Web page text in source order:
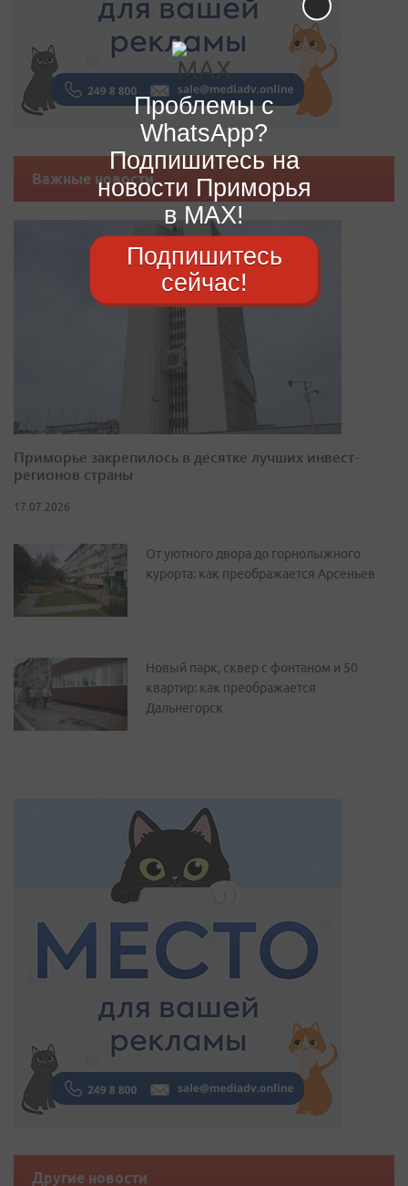
Важные новости
Приморье закрепилось в десятке лучших инвест-
регионов страны
17.07.2026
От уютного двора до горнолыжного
курорта: как преображается Арсеньев
Новый парк, сквер с фонтаном и 50
квартир: как преображается
Дальнегорск
Другие новости
Проблемы с
WhatsApp?
Подпишитесь на
новости Приморья
в MAX!
Подпишитесь
сейчас!